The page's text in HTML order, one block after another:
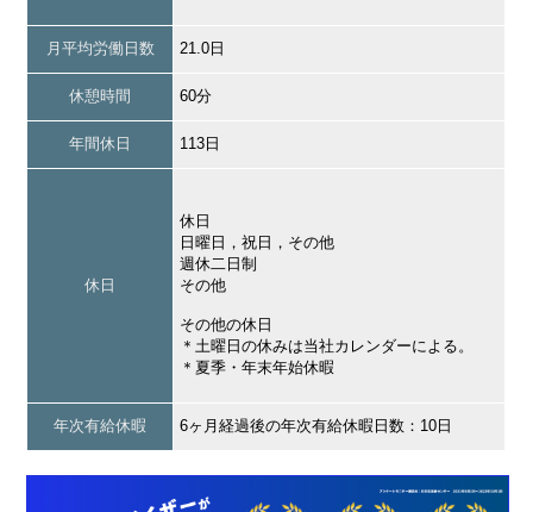
月平均労働日数 21.0日
休憩時間 60分
年間休日 113日
休日
休日
日曜日，祝日，その他
週休二日制
その他
その他の休日
＊土曜日の休みは当社カレンダーによる。
＊夏季・年末年始休暇
年次有給休暇 6ヶ月経過後の年次有給休暇日数：10日